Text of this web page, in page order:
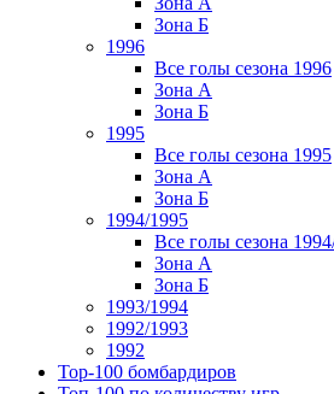
Зона Б
1996
Все голы сезона 1996
Зона А
Зона Б
1995
Все голы сезона 1995
Зона А
Зона Б
1994/1995
Все голы сезона
Зона А
Зона Б
1993/1994
1992/1993
1992
Top-100 бомбардиров